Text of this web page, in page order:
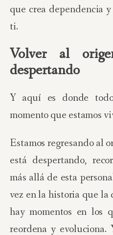
que crea dependencia
ti.
Volver al
despertando
Y aquí es donde
momento que estamos
Estamos regresando al
está despertando,
más allá de esta
vez en la historia que la
hay momentos en los
reordena y evoluciona.